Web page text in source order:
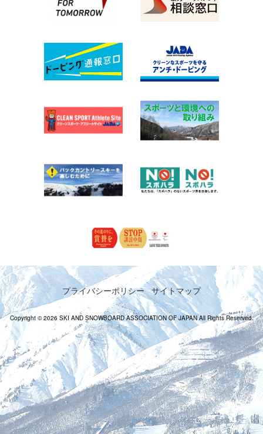
プライバシーポリシー サイトマップ
Copyright © 2026 SKI AND SNOWBOARD ASSOCIATION OF JAPAN All Rights Reserved.